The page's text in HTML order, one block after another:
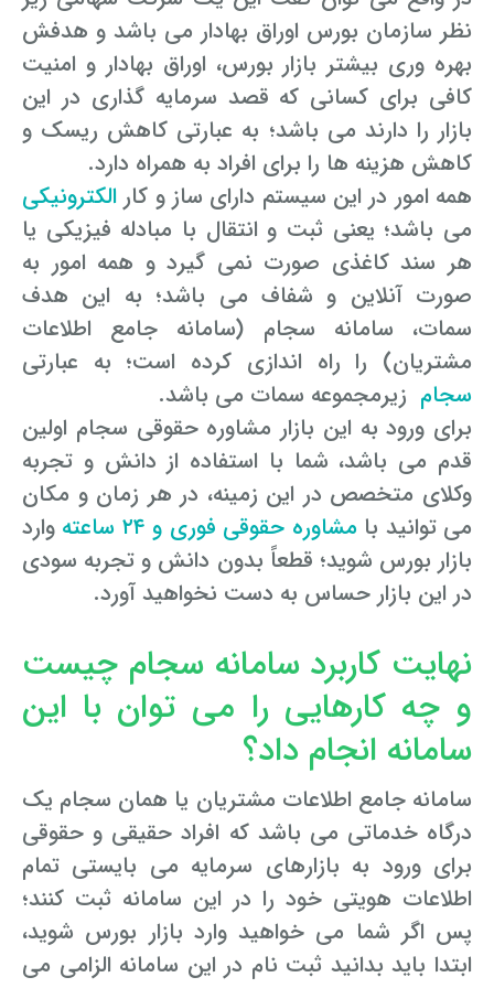
تبانی در معاملات دولتی
اوراق کردن اتومبیل بدون مجوز قانونی
شکایت از آلودگی صوتی
وکیل کیفری آنلاین
رویکرد حادثه بدون شاهد
مشاوره حقوقی تخریب
نظر سازمان بورس اوراق بهادار می باشد و هدفش
بهره وری بیشتر بازار بورس، اوراق بهادار و امنیت
کافی برای کسانی که قصد سرمایه گذاری در این
بازار را دارند می باشد؛ به عبارتی کاهش ریسک و
کاهش هزینه ها را برای افراد به همراه دارد.
همه امور در این سیستم دارای ساز و کار الکترونیکی
می باشد؛ یعنی ثبت و انتقال با مبادله فیزیکی یا
هر سند کاغذی صورت نمی گیرد و همه امور به
صورت آنلاین و شفاف می باشد؛ به این هدف
سمات، سامانه سجام (سامانه جامع اطلاعات
مشتریان) را راه اندازی کرده است؛ به عبارتی
سجام زیرمجموعه سمات می باشد.
برای ورود به این بازار مشاوره حقوقی سجام اولین
قدم می باشد، شما با استفاده از دانش و تجربه
وکلای متخصص در این زمینه، در هر زمان و مکان
می توانید با مشاوره حقوقی فوری و ۲۴ ساعته
وارد
بازار بورس شوید؛ قطعاً بدون دانش و تجربه سودی
در این بازار حساس به دست نخواهید آورد.
نهایت کاربرد سامانه سجام چیست
و چه کارهایی را می توان با این
سامانه انجام داد؟
سامانه جامع اطلاعات مشتریان یا همان سجام یک
درگاه خدماتی می باشد که افراد حقیقی و حقوقی
برای ورود به بازارهای سرمایه می بایستی تمام
اطلاعات هویتی خود را در این سامانه ثبت کنند؛
پس اگر شما می خواهید وارد بازار بورس شوید،
ابتدا باید بدانید ثبت نام در این سامانه الزامی می